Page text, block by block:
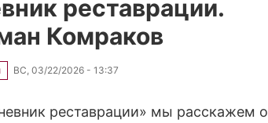
реставрации.
Комраков
ВС, 03/22/2026 - 13:37
реставрации» мы расскажем о